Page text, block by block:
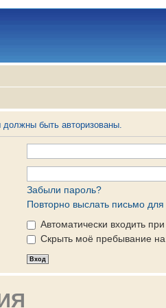
быть авторизованы.
Забыли пароль?
Повторно выслать письмо для
Автоматически входить
Скрыть моё пребывание